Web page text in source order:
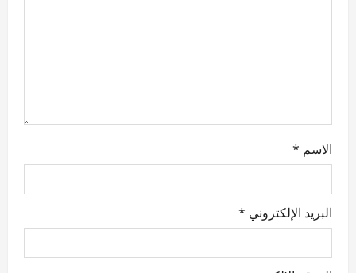
الاسم *
البريد الإلكتروني *